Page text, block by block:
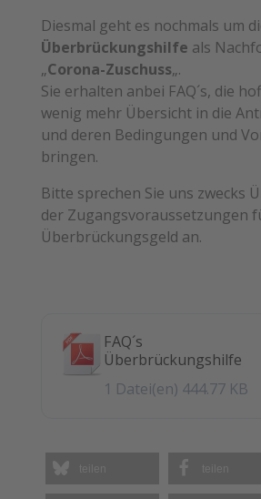
Diesmal geht es nochmals um
Überbrückungshilfe als
„Corona-Zuschuss„.
Sie erhalten anbei FAQ´s, die
wenig mehr Übersicht in die
und deren Bedingungen und
bringen.
Bitte sprechen Sie uns zwecks
der Zugangsvoraussetzungen
Überbrückungsgeld an.
FAQ´s
Überbrückungshilfe
1 Datei(en) 444.77 KB
teilen teilen